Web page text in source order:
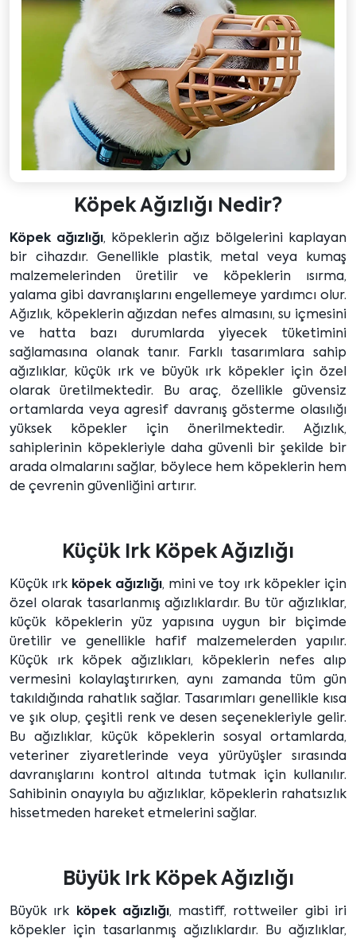
Köpek Ağızlığı Nedir?
Köpek ağızlığı, köpeklerin ağız bölgelerini kaplayan
bir cihazdır. Genellikle plastik, metal veya kumaş
malzemelerinden üretilir ve köpeklerin ısırma,
yalama gibi davranışlarını engellemeye yardımcı olur.
Ağızlık, köpeklerin ağızdan nefes almasını, su içmesini
ve hatta bazı durumlarda yiyecek tüketimini
sağlamasına olanak tanır. Farklı tasarımlara sahip
ağızlıklar, küçük ırk ve büyük ırk köpekler için özel
olarak üretilmektedir. Bu araç, özellikle güvensiz
ortamlarda veya agresif davranış gösterme olasılığı
yüksek köpekler için önerilmektedir. Ağızlık,
sahiplerinin köpekleriyle daha güvenli bir şekilde bir
arada olmalarını sağlar, böylece hem köpeklerin hem
de çevrenin güvenliğini artırır.
Küçük Irk Köpek Ağızlığı
Küçük ırk köpek ağızlığı, mini ve toy ırk köpekler için
özel olarak tasarlanmış ağızlıklardır. Bu tür ağızlıklar,
küçük köpeklerin yüz yapısına uygun bir biçimde
üretilir ve genellikle hafif malzemelerden yapılır.
Küçük ırk köpek ağızlıkları, köpeklerin nefes alıp
vermesini kolaylaştırırken, aynı zamanda tüm gün
takıldığında rahatlık sağlar. Tasarımları genellikle kısa
ve şık olup, çeşitli renk ve desen seçenekleriyle gelir.
Bu ağızlıklar, küçük köpeklerin sosyal ortamlarda,
veteriner ziyaretlerinde veya yürüyüşler sırasında
davranışlarını kontrol altında tutmak için kullanılır.
Sahibinin onayıyla bu ağızlıklar, köpeklerin rahatsızlık
hissetmeden hareket etmelerini sağlar.
Büyük Irk Köpek Ağızlığı
Büyük ırk köpek ağızlığı, mastiff, rottweiler gibi iri
köpekler için tasarlanmış ağızlıklardır. Bu ağızlıklar,